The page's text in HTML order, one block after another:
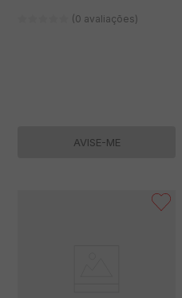
(0 avaliações)
AVISE-ME